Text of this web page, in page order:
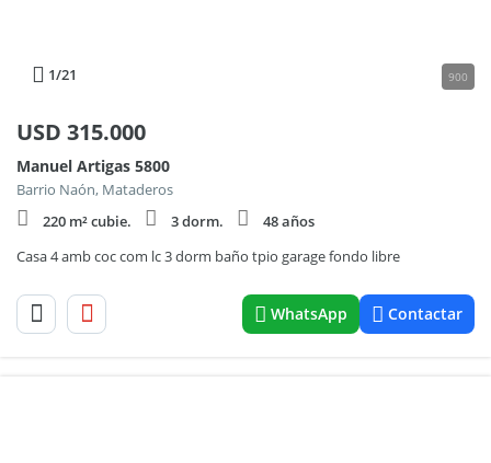
1/21 900
USD 315.000
Manuel Artigas 5800
Barrio Naón, Mataderos
220 m² cubie.
3 dorm.
48 años
Casa 4 amb coc com lc 3 dorm baño tpio garage fondo libre
WhatsApp Contactar